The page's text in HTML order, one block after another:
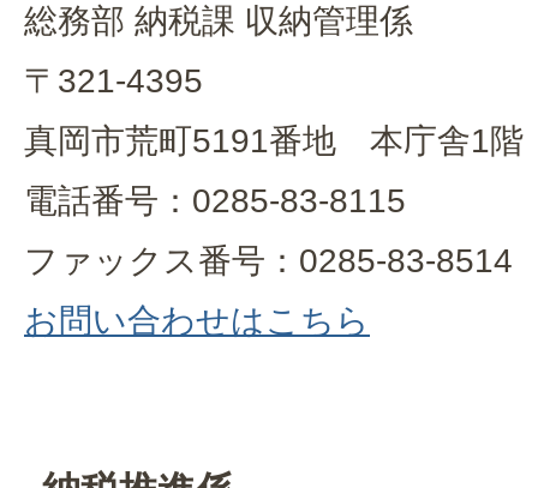
総務部 納税課 収納管理係
〒321-4395
真岡市荒町5191番地 本庁舎1階
電話番号：0285-83-8115
ファックス番号：0285-83-8514
お問い合わせはこちら